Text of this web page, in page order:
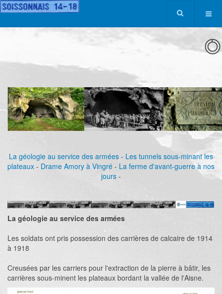
La géologie au service des armées - Les tunnels sous-minant les
plateaux - Drame Amory à Vingré - La ferme d'avant-guerre à nos
jours -
La géologie au service des armées
Les soldats ont pris possession des carrières de calcaire de 1914
à 1918
Creusées par les carriers pour l'extraction de la pierre à bâtir, les
carrières sous-minent les plateaux bordant la vallée de l'Aisne.